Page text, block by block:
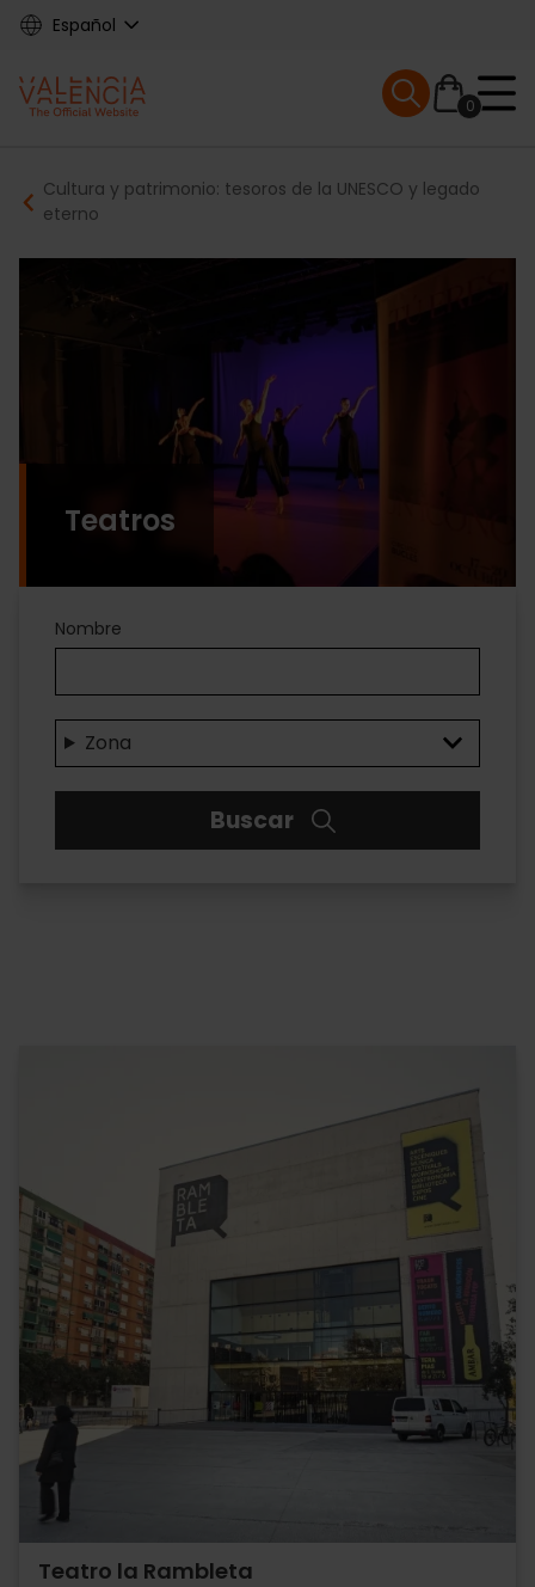
Skip
content
Español
Main
navigation
0
Mobile menu
Breadcrumb
Cultura y patrimonio: tesoros de la UNESCO y legado
eterno
Teatros
Teatros
Nombre
Zona
Buscar
Teatro la Rambleta